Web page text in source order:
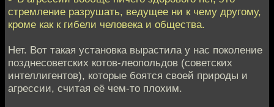
стремление разрушать, ведущее ни к чему другому,
кроме как к гибели человека и общества.
Нет. Вот такая установка вырастила у нас поколение
позднесоветских котов-леопольдов (советских
интеллигентов), которые боятся своей природы и
агрессии, считая её чем-то плохим.